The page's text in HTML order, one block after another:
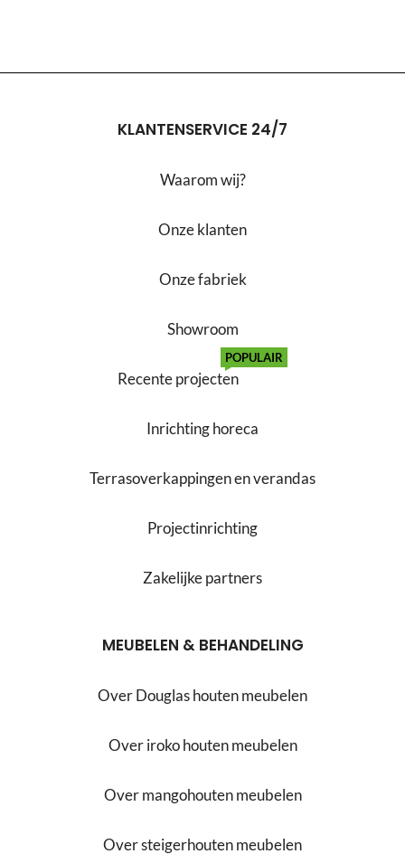
KLANTENSERVICE 24/7
Waarom wij?
Onze klanten
Onze fabriek
Showroom
Recente projecten
POPULAIR
Inrichting horeca
Terrasoverkappingen en verandas
Projectinrichting
Zakelijke partners
MEUBELEN & BEHANDELING
Over Douglas houten meubelen
Over iroko houten meubelen
Over mangohouten meubelen
Over steigerhouten meubelen